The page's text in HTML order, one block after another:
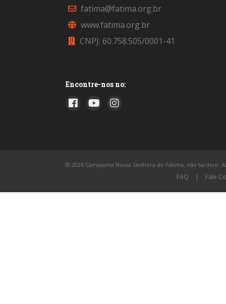
fatima@fatima.org.br
www.fatima.org.br
CNPJ: 60.758.505/0001-41
Encontre-nos no:
© 2026 Campanha Nossa Senhora de Fátima, não tardeis!.
FAQ | Fale